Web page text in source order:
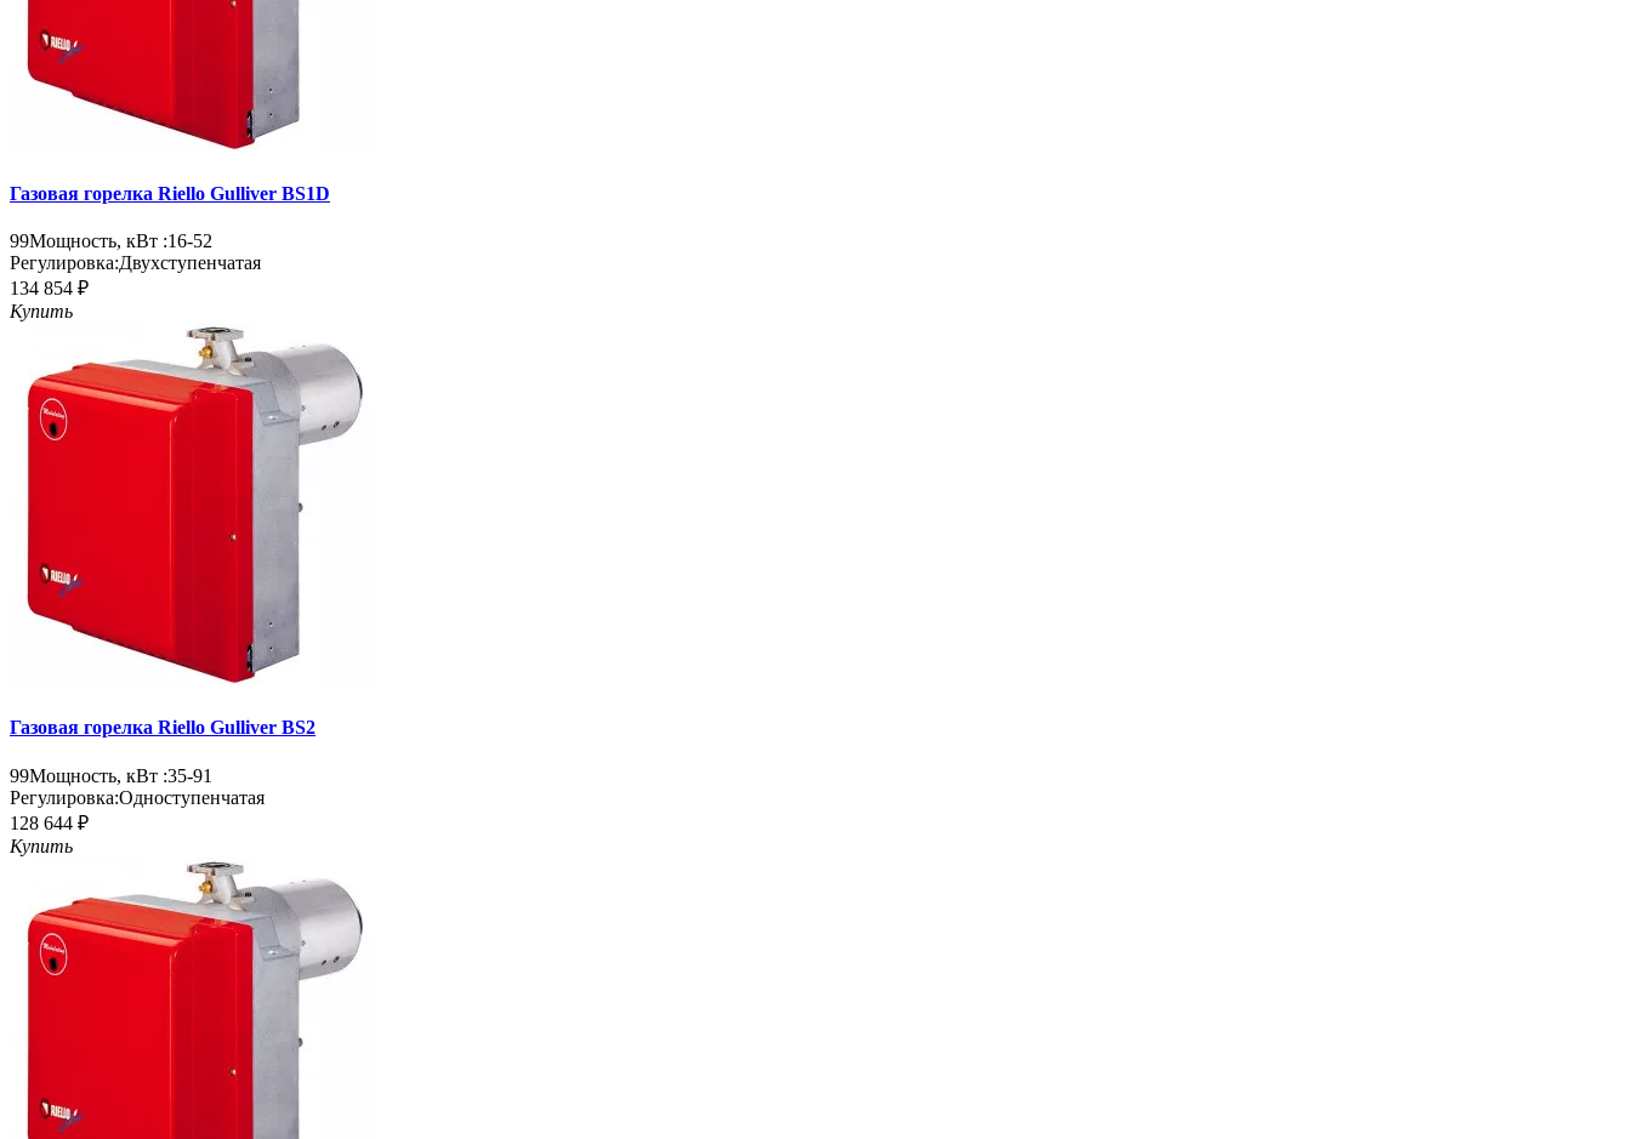
Газовая горелка Riello Gulliver BS1D
99Мощность, кВт :16-52
Регулировка:Двухступенчатая
134 854 ₽
Купить
Газовая горелка Riello Gulliver BS2
99Мощность, кВт :35-91
Регулировка:Одноступенчатая
128 644 ₽
Купить